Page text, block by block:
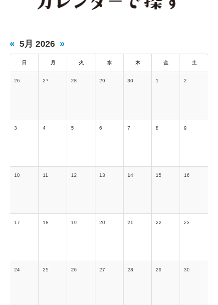
« 5月 2026 »
日 月 火 水 木 金 土
26 27 28 29 30 1 2
3 4 5 6 7 8 9
10 11 12 13 14 15 16
17 18 19 20 21 22 23
24 25 26 27 28 29 30